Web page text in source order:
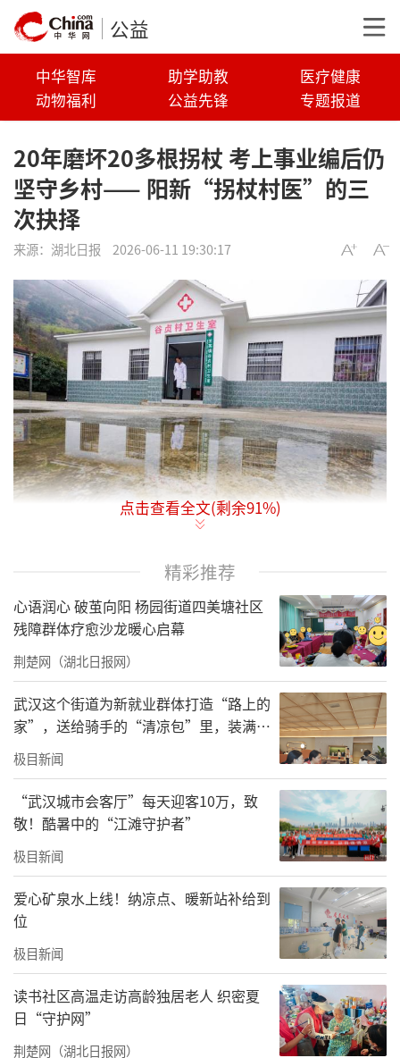
公益
中华智库 助学助教
医疗健康
动物福利
公益先锋 专题报道
20年磨坏20多根拐杖 考上事业编后仍
坚守乡村—— 阳新“拐杖村医”的三
次抉择
来源： 湖北日报 2026-06-11 19:30:17
阳新“拐杖村医”尹传波坚守乡村20载，为村
民提供诊疗服务。（通讯员 李航 摄）
阳新“拐杖村医”尹传波坚守乡村20载，为村
民提供诊疗服务。（通讯员 李航 摄）
“不是说你考上了事业编，咋又回来了呢？”6
月初，阳新县王英镇卫生院送医下乡，附坝村
村民一眼认出尹传波医生。
点击查看全文(剩余91%)
精彩推荐
心语润心 破茧向阳 杨园街道四美塘社区
残障群体疗愈沙龙暖心启幕
荆楚网（湖北日报网）
武汉这个街道为新就业群体打造“路上的
家”，送给骑手的“清凉包”里，装满了
城市的善意与细节
极目新闻
“武汉城市会客厅”每天迎客10万，致
敬！酷暑中的“江滩守护者”
极目新闻
爱心矿泉水上线！纳凉点、暖新站补给到
位
极目新闻
读书社区高温走访高龄独居老人 织密夏
日“守护网”
荆楚网（湖北日报网）